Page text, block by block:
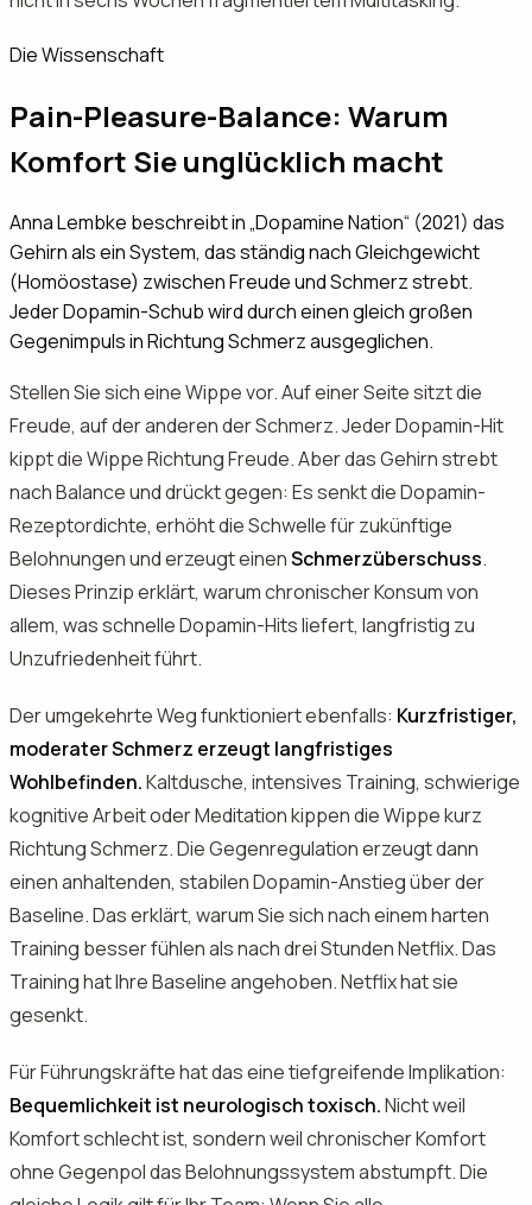
Die Wissenschaft
Pain-Pleasure-Balance: Warum
Komfort Sie unglücklich macht
Anna Lembke beschreibt in „Dopamine Nation“ (2021) das
Gehirn als ein System, das ständig nach Gleichgewicht
(Homöostase) zwischen Freude und Schmerz strebt.
Jeder Dopamin-Schub wird durch einen gleich großen
Gegenimpuls in Richtung Schmerz ausgeglichen.
Stellen Sie sich eine Wippe vor. Auf einer Seite sitzt die
Freude, auf der anderen der Schmerz. Jeder Dopamin-Hit
kippt die Wippe Richtung Freude. Aber das Gehirn strebt
nach Balance und drückt gegen: Es senkt die Dopamin-
Rezeptordichte, erhöht die Schwelle für zukünftige
Belohnungen und erzeugt einenSchmerzüberschuss.
Dieses Prinzip erklärt, warum chronischer Konsum von
allem, was schnelle Dopamin-Hits liefert, langfristig zu
Unzufriedenheit führt.
Der umgekehrte Weg funktioniert ebenfalls: Kurzfristiger,
moderater Schmerz erzeugt langfristiges
Wohlbefinden.Kaltdusche, intensives Training, schwierige
kognitive Arbeit oder Meditation kippen die Wippe kurz
Richtung Schmerz. Die Gegenregulation erzeugt dann
einen anhaltenden, stabilen Dopamin-Anstieg über der
Baseline. Das erklärt, warum Sie sich nach einem harten
Training besser fühlen als nach drei Stunden Netflix. Das
Training hat Ihre Baseline angehoben. Netflix hat sie
gesenkt.
Für Führungskräfte hat das eine tiefgreifende Implikation:
Bequemlichkeit ist neurologisch toxisch.Nicht weil
Komfort schlecht ist, sondern weil chronischer Komfort
ohne Gegenpol das Belohnungssystem abstumpft. Die